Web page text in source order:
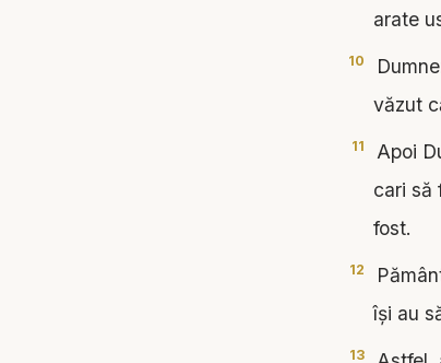
arate
10
văzut
11
Apoi
cari să
fost.
12
îşi au
13